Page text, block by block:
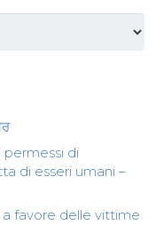
permessi di
di esseri umani –
favore delle vittime